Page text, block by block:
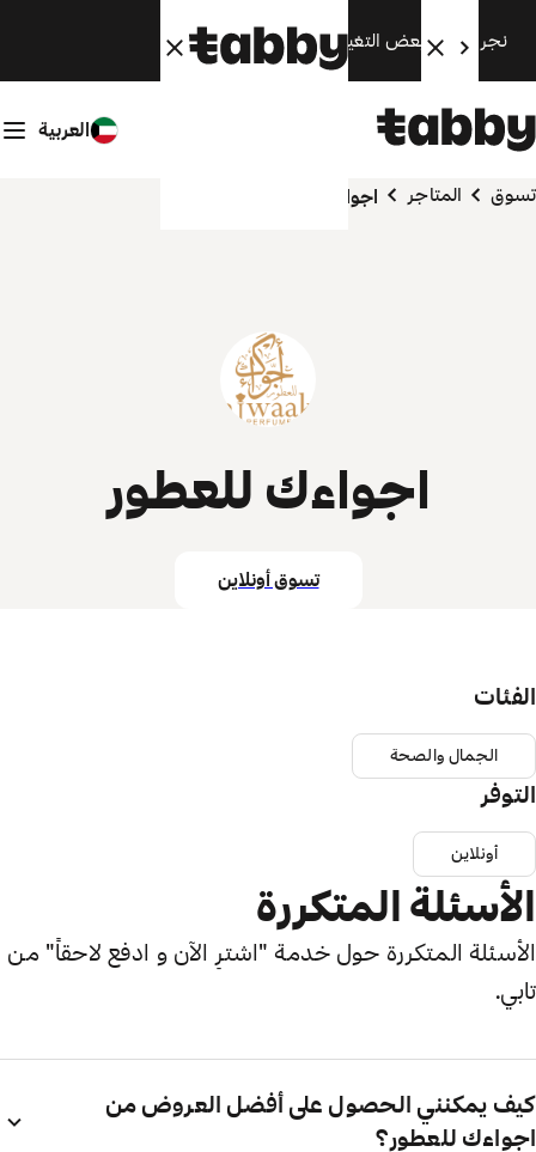
نجري الآن بعض التغييرات. سنعود قريبًا.
العربية
تسوق المتاجر اجواءك للعطور
اجواءك للعطور
تسوق أونلاين
الفئات
الجمال والصحة
التوفر
أونلاين
الأسئلة المتكررة
الأسئلة المتكررة حول خدمة "اشترِ الآن و ادفع لاحقاً" من
تابي.
كيف يمكنني الحصول على أفضل العروض من
اجواءك للعطور؟